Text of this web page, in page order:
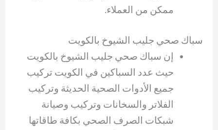
ممكن من العملاء.
سباك صحي جليب الشيوخ بالكويت
إن سباك صحي جليب الشيوخ بالكويت
حيث عدد السباكين في الكويت تركيب
جميع الأدوات الصحية الحديثة وتركيب
الفلاتر والسخانات وتركيب وصيانة
شبكات الصرف الصحي بكافة طاقاتها